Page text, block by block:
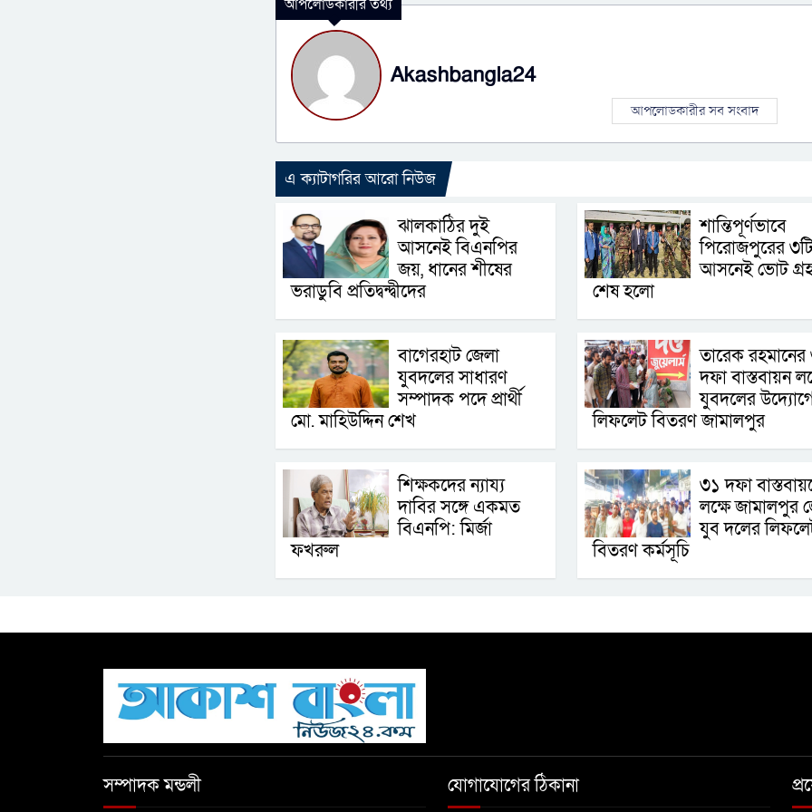
আপলোডকারীর তথ্য
Akashbangla24
আপলোডকারীর সব সংবাদ
এ ক্যাটাগরির আরো নিউজ
ঝালকাঠির দুই
আসনেই বিএনপির
জয়, ধানের শীষের
ভরাডুবি প্রতিদ্বন্দ্বীদের
শান্তিপূর্ণভাবে
পিরোজপুরের
আসনেই ভোট
শেষ হলো
বাগেরহাট জেলা
যুবদলের সাধারণ
সম্পাদক পদে প্রার্থী
মো. মাহিউদ্দিন শেখ
তারেক রহমানের
দফা বাস্তবায়ন
যুবদলের
লিফলেট বিতরণ জামালপুর
‎শিক্ষকদের ন্যায্য
দাবির সঙ্গে একমত
বিএনপি: মির্জা
ফখরুল
৩১ দফা
লক্ষে জামালপুর
যুব দলের
বিতরণ কর্মসূচি
সম্পাদক মন্ডলী যোগাযোগের ঠিকানা